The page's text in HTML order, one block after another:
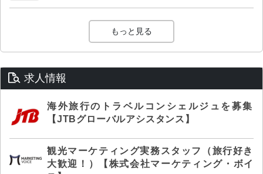
もっと見る
求人情報
海外旅行のトラベルコンシェルジュを募集
【JTBグローバルアシスタンス】
観光マーケティング実務スタッフ（旅行好き
大歓迎！）【株式会社マーケティング・ボイ